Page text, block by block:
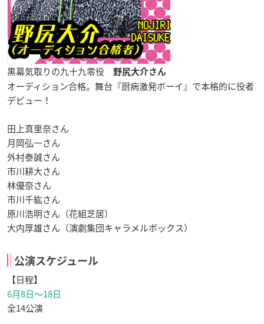
黒幕気取りの九十九零役 野尻大介さん
オーディション合格。舞台『厨病激発ボーイ』で本格的に役者
デビュー！
田上真里奈さん
月岡弘一さん
外村泰誠さん
市川耕大さん
林優奈さん
市川千紘さん
原川浩明さん（花組芝居）
大内厚雄さん（演劇集団キャラメルボックス）
公演スケジュール
【日程】
6月8日〜18日
全14公演